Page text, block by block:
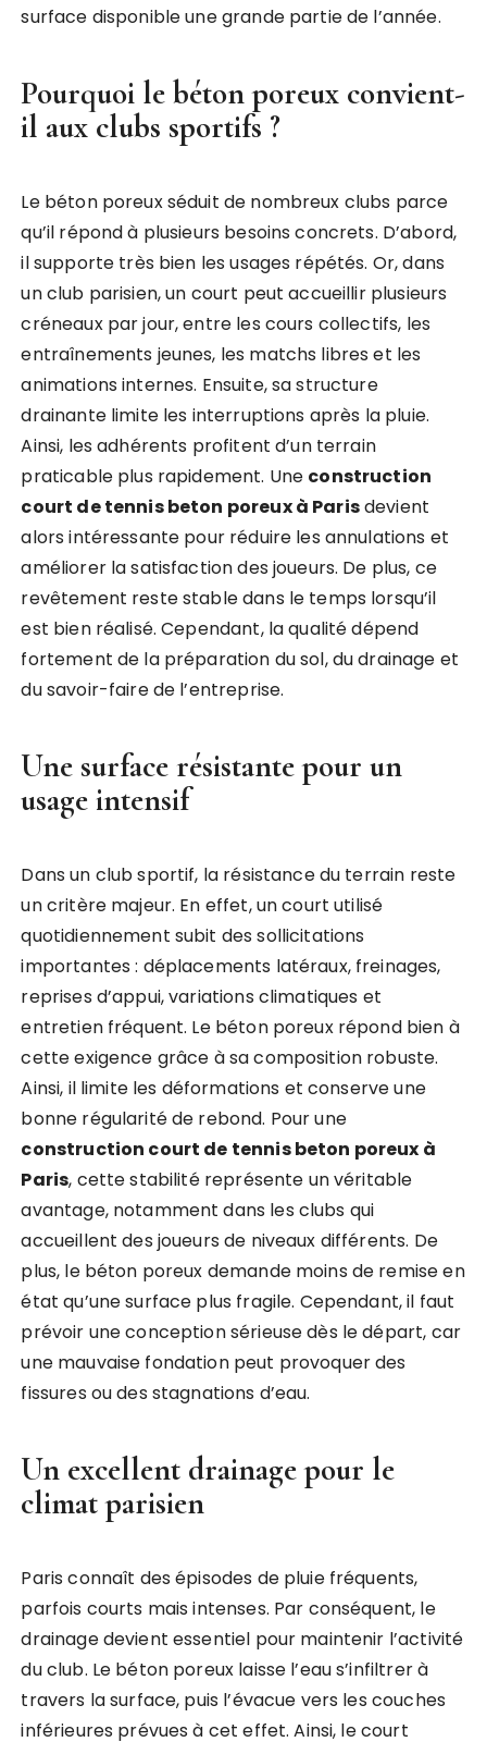
surface disponible une grande partie de l’année.
Pourquoi le béton poreux convient-
il aux clubs sportifs ?
Le béton poreux séduit de nombreux clubs parce
qu’il répond à plusieurs besoins concrets. D’abord,
il supporte très bien les usages répétés. Or, dans
un club parisien, un court peut accueillir plusieurs
créneaux par jour, entre les cours collectifs, les
entraînements jeunes, les matchs libres et les
animations internes. Ensuite, sa structure
drainante limite les interruptions après la pluie.
Ainsi, les adhérents profitent d’un terrain
praticable plus rapidement. Une construction
court de tennis beton poreux à Parisdevient
alors intéressante pour réduire les annulations et
améliorer la satisfaction des joueurs. De plus, ce
revêtement reste stable dans le temps lorsqu’il
est bien réalisé. Cependant, la qualité dépend
fortement de la préparation du sol, du drainage et
du savoir-faire de l’entreprise.
Une surface résistante pour un
usage intensif
Dans un club sportif, la résistance du terrain reste
un critère majeur. En effet, un court utilisé
quotidiennement subit des sollicitations
importantes : déplacements latéraux, freinages,
reprises d’appui, variations climatiques et
entretien fréquent. Le béton poreux répond bien à
cette exigence grâce à sa composition robuste.
Ainsi, il limite les déformations et conserve une
bonne régularité de rebond. Pour une
construction court de tennis beton poreux à
Paris, cette stabilité représente un véritable
avantage, notamment dans les clubs qui
accueillent des joueurs de niveaux différents. De
plus, le béton poreux demande moins de remise en
état qu’une surface plus fragile. Cependant, il faut
prévoir une conception sérieuse dès le départ, car
une mauvaise fondation peut provoquer des
fissures ou des stagnations d’eau.
Un excellent drainage pour le
climat parisien
Paris connaît des épisodes de pluie fréquents,
parfois courts mais intenses. Par conséquent, le
drainage devient essentiel pour maintenir l’activité
du club. Le béton poreux laisse l’eau s’infiltrer à
travers la surface, puis l’évacue vers les couches
inférieures prévues à cet effet. Ainsi, le court